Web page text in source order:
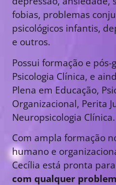
fobias, problemas
psicológicos infantis,
e outros.
Possui formação e pós-
Psicologia Clínica, e
Plena em Educação,
Organizacional, Perita
Neuropsicologia Clínica.
Com ampla formação
humano e
Cecília está pronta para
com qualquer